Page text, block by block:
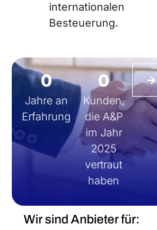
internationalen
Besteuerung.
Jahre an
Erfahrung
0
Kunden,
die A&P
im Jahr
2025
vertraut
haben
0
Wir sind Anbieter für: